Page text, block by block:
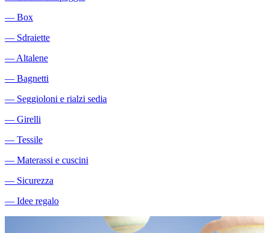
― Box
― Sdraiette
―Altalene
― Bagnetti
― Seggioloni e rialzi sedia
― Girelli
― Tessile
― Materassi e cuscini
― Sicurezza
― Idee regalo